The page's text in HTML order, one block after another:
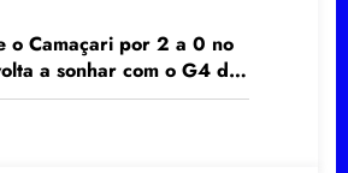
o Camaçari por 2 a 0 no
a sonhar com o G4 da